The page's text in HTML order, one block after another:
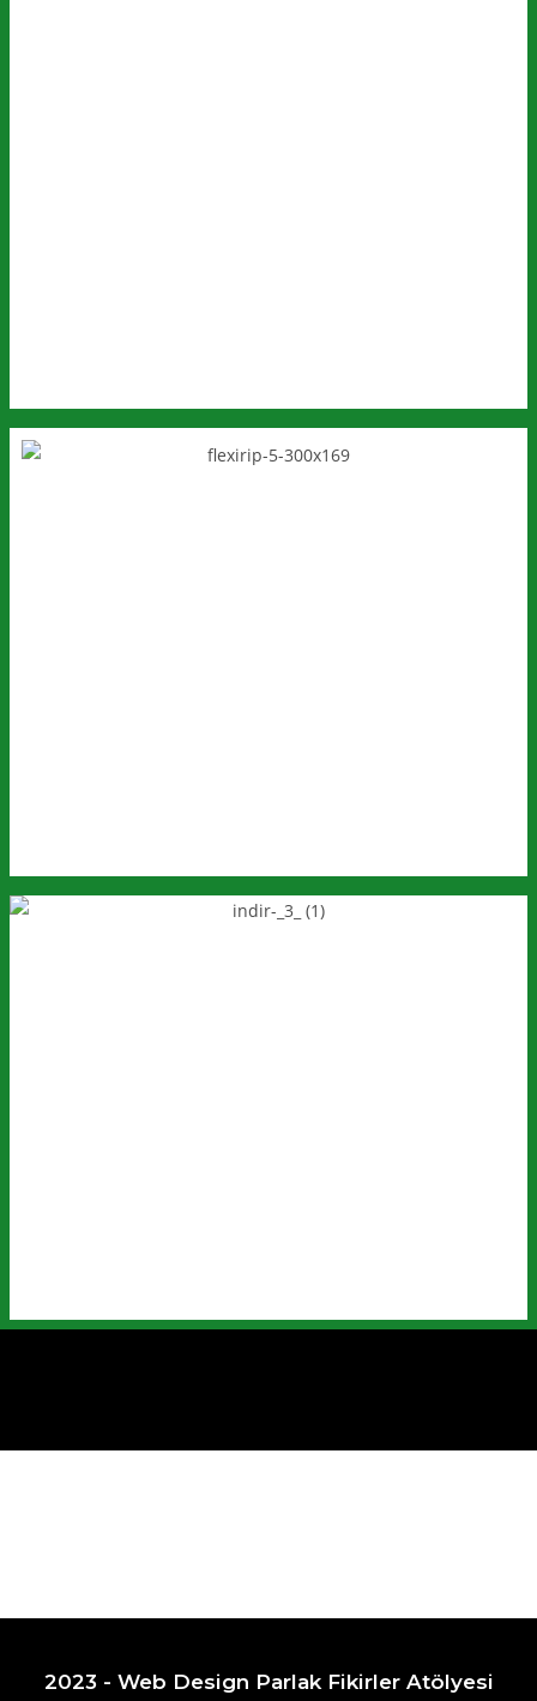
2023 - Web Design Parlak Fikirler Atölyesi